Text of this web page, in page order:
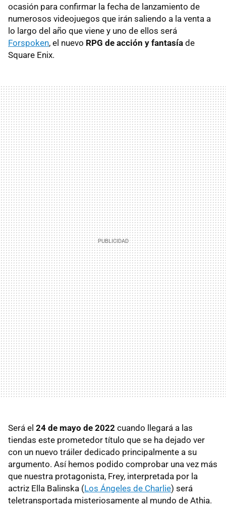
ocasión para confirmar la fecha de lanzamiento de
numerosos videojuegos que irán saliendo a la venta a
lo largo del año que viene y uno de ellos será
Forspoken, el nuevo RPG de acción y fantasía de
Square Enix.
Será el 24 de mayo de 2022 cuando llegará a las
tiendas este prometedor título que se ha dejado ver
con un nuevo tráiler dedicado principalmente a su
argumento. Así hemos podido comprobar una vez más
que nuestra protagonista, Frey, interpretada por la
actriz Ella Balinska (Los Ángeles de Charlie) será
teletransportada misteriosamente al mundo de Athia.